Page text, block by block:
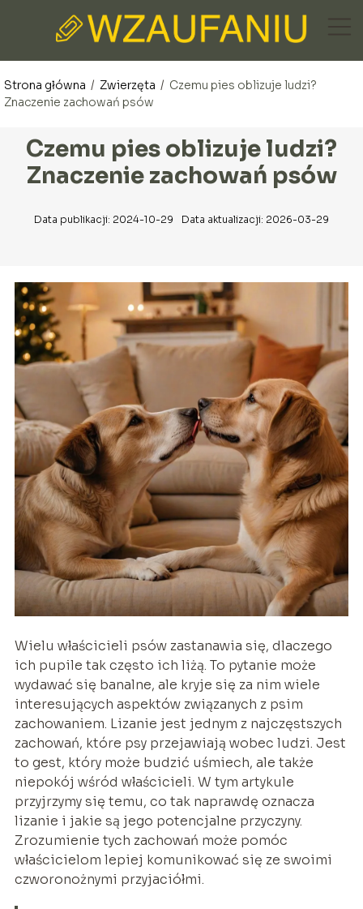
Strona główna / Zwierzęta / Czemu pies oblizuje ludzi?
Znaczenie zachowań psów
Czemu pies oblizuje ludzi?
Znaczenie zachowań psów
Data publikacji: 2024-10-29 Data aktualizacji: 2026-03-29
Wielu właścicieli psów zastanawia się, dlaczego
ich pupile tak często ich liżą. To pytanie może
wydawać się banalne, ale kryje się za nim wiele
interesujących aspektów związanych z psim
zachowaniem. Lizanie jest jednym z najczęstszych
zachowań, które psy przejawiają wobec ludzi. Jest
to gest, który może budzić uśmiech, ale także
niepokój wśród właścicieli. W tym artykule
przyjrzymy się temu, co tak naprawdę oznacza
lizanie i jakie są jego potencjalne przyczyny.
Zrozumienie tych zachowań może pomóc
właścicielom lepiej komunikować się ze swoimi
czworonożnymi przyjaciółmi.